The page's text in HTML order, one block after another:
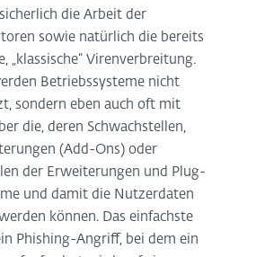
die Arbeit der
sowie natürlich die bereits
„klassische“ Virenverbreitung.
Betriebssysteme nicht
sondern eben auch oft mit
die, deren Schwachstellen,
(Add-Ons) oder
der Erweiterungen und Plug-
und damit die Nutzerdaten
können. Das einfachste
Phishing-Angriff, bei dem ein